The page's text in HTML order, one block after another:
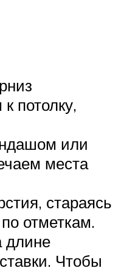
потолку,
или
места
стараясь
отметкам.
длине
Чтобы